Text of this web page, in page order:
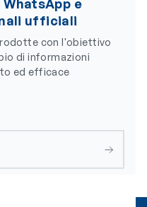
WhatsApp e
ufficiali
con l'obiettivo
di informazioni
ed efficace